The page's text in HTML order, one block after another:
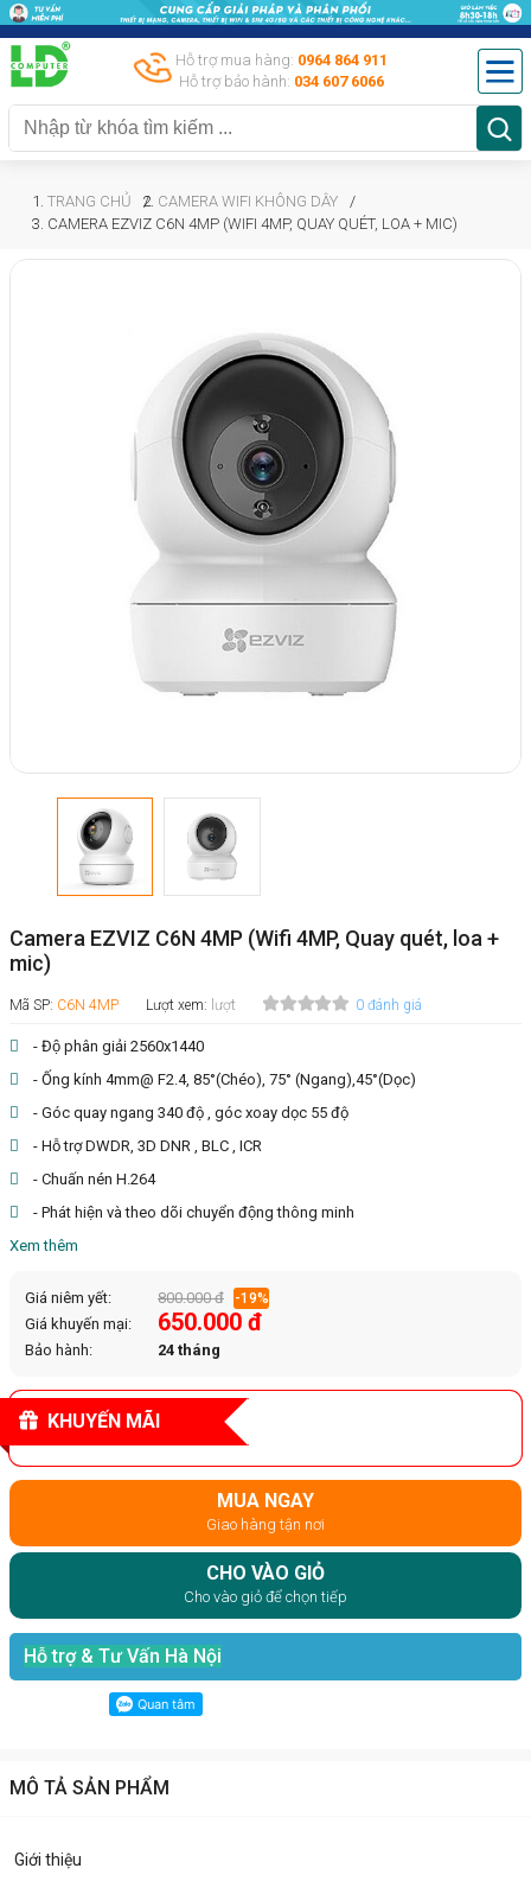
Hỗ trợ mua hàng: 0964 864 911
Hỗ trợ bảo hành: 034 607 6066
TRANG CHỦ
CAMERA WIFI KHÔNG DÂY
CAMERA EZVIZ C6N 4MP (WIFI 4MP, QUAY QUÉT, LOA + MIC)
Camera EZVIZ C6N 4MP (Wifi 4MP, Quay quét, loa +
mic)
Mã SP: C6N 4MP Lượt xem: lượt 0 đánh giá
- Độ phân giải 2560x1440
- Ống kính 4mm@ F2.4, 85°(Chéo), 75° (Ngang),45°(Dọc)
- Góc quay ngang 340 độ , góc xoay dọc 55 độ
- Hỗ trợ DWDR, 3D DNR , BLC , ICR
- Chuấn nén H.264
- Phát hiện và theo dõi chuyển động thông minh
Xem thêm
Giá niêm yết: 800.000 đ -19%
Giá khuyến mại: 650.000 đ
Bảo hành: 24 tháng
KHUYẾN MÃI
MUA NGAY
Giao hàng tận nơi
CHO VÀO GIỎ
Cho vào giỏ để chọn tiếp
Hỗ trợ & Tư Vấn Hà Nội
MÔ TẢ SẢN PHẨM
Giới thiệu